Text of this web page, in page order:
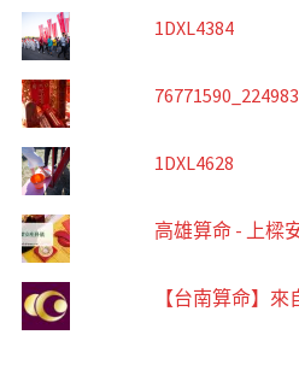
1DXL4384
1DXL4628
高雄算命 - 上樑
【台南算命】